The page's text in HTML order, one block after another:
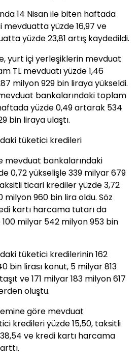
14 Nisan ile biten haftada
mevduatta yüzde 16,97 ve
yüzde 23,81 artış kaydedildi.
yurt içi yerleşiklerin mevduat
TL mevduatı yüzde 1,46
milyon 929 bin liraya yükseldi.
bankalarındaki toplam
yüzde 0,49 artarak 534
bin liraya ulaştı.
tüketici kredileri
mevduat bankalarındaki
0,72 yükselişle 339 milyar 679
ticari krediler yüzde 3,72
milyon 960 bin lira oldu. Söz
kartı harcama tutarı da
100 milyar 542 milyon 953 bin
tüketici kredilerinin 162
bin lirası konut, 5 milyar 813
ve 171 milyar 183 milyon 617
oluştu.
göre mevduat
kredileri yüzde 15,50, taksitli
ve kredi kartı harcama